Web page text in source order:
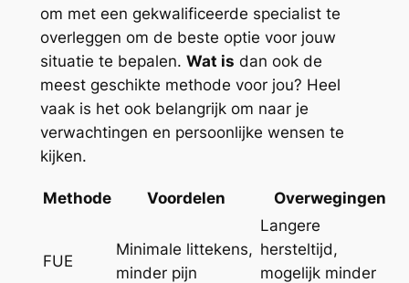
om met een gekwalificeerde specialist te
overleggen om de beste optie voor jouw
situatie te bepalen. Wat is dan ook de
meest geschikte methode voor jou? Heel
vaak is het ook belangrijk om naar je
verwachtingen en persoonlijke wensen te
kijken.
Methode Voordelen Overwegingen
FUE
Minimale littekens,
minder pijn
Langere
hersteltijd,
mogelijk minder